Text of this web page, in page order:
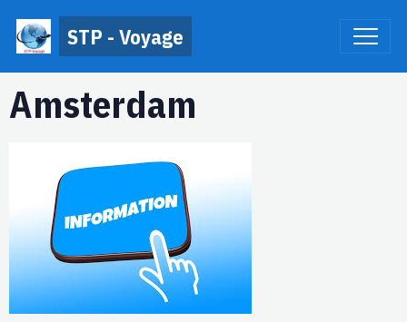
STP - Voyage
Amsterdam